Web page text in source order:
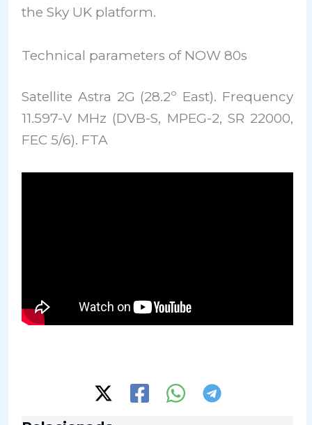
the Sky UK platform.
Technical parameters of NOW 80s
Satellite Astra 2G (28.2º East). Frequency
11.597-V MHz (DVB-S, MPEG-2, SR 22000,
FEC 5/6). FTA